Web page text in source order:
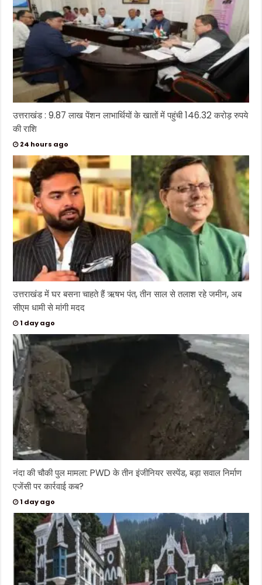
उत्तराखंड : 9.87 लाख पेंशन लाभार्थियों के खातों में पहुंची 146.32 करोड़ रुपये
की राशि
24 hours ago
उत्तराखंड में घर बसना चाहते हैं ऋषभ पंत, तीन साल से तलाश रहे जमीन, अब
सीएम धामी से मांगी मदद
1 day ago
नंदा की चौकी पुल मामला: PWD के तीन इंजीनियर सस्पेंड, बड़ा सवाल निर्माण
एजेंसी पर कार्रवाई कब?
1 day ago